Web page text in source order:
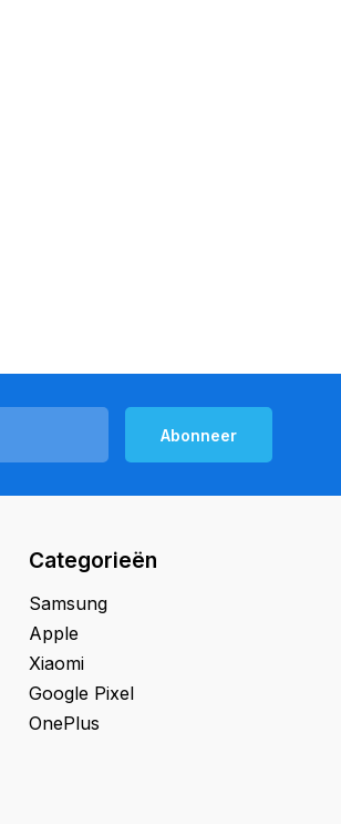
Abonneer
Categorieën
Samsung
Apple
Xiaomi
Google Pixel
OnePlus